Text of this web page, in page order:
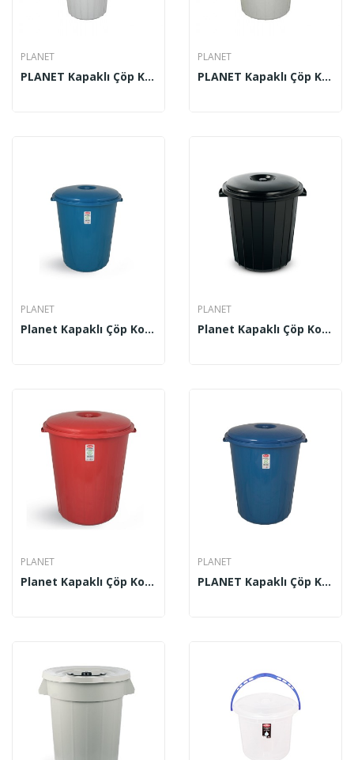
PLANET
PLANET Kapaklı Çöp Kovası (Küçük) 25 Lt UP 108
PLANET
PLANET Kapaklı Çöp Kovası (Orta Boy) 35 Lt UP 110
PLANET
Planet Kapaklı Çöp Kovası 15 Lt No:0
PLANET
Planet Kapaklı Çöp Kovası 50 Lt No 3
PLANET
Planet Kapaklı Çöp Kovası Jumbo 90 Lt
PLANET
PLANET Kapaklı Çöp Kovası Jumbo 90 Lt Mavi